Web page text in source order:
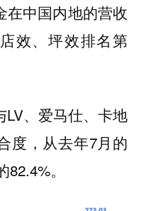
在中国内地的营收
效、坪效排名第
LV、爱马仕、卡地
度，从去年7月的
。